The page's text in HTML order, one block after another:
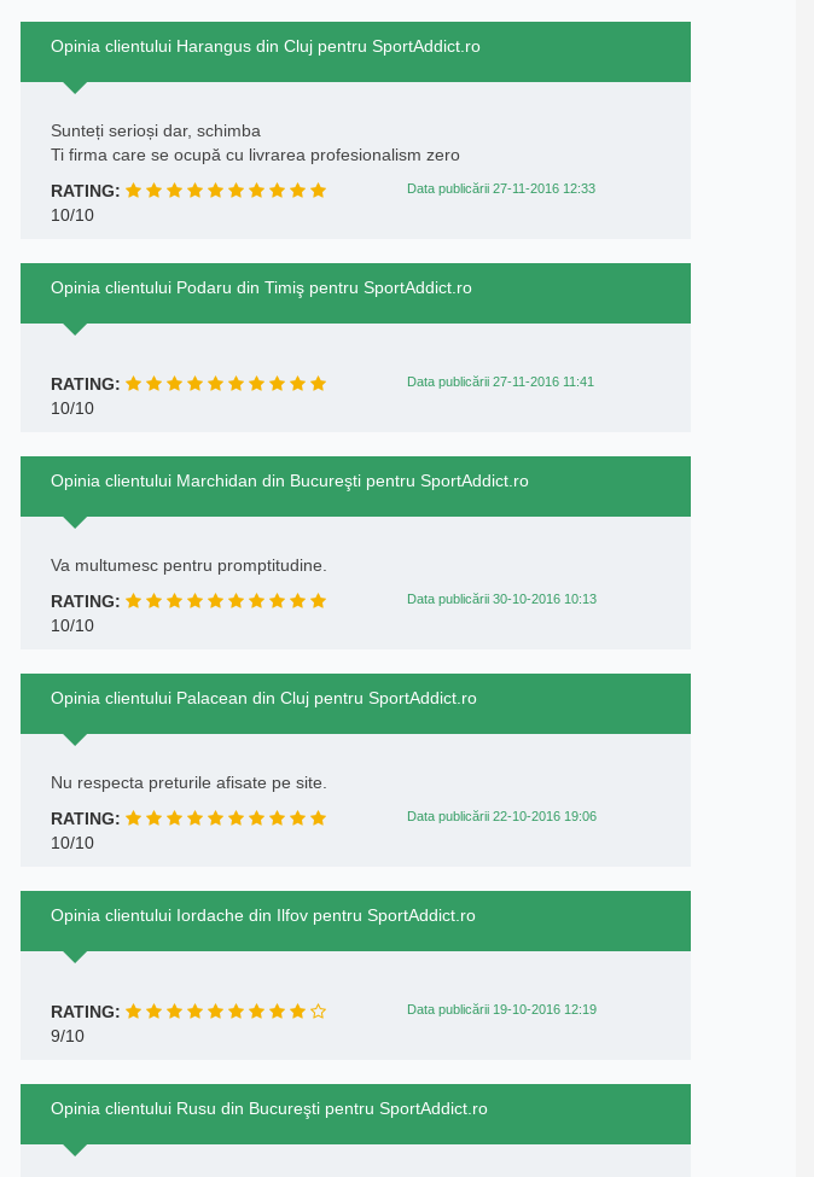
Opinia clientului Harangus din Cluj pentru SportAddict.ro
Sunteți serioși dar, schimba
Ti firma care se ocupă cu livrarea profesionalism zero
RATING:
Data publicării 27-11-2016 12:33
10/10
Opinia clientului Podaru din Timiş pentru SportAddict.ro
RATING: Data publicării 27-11-2016 11:41
10/10
Opinia clientului Marchidan din Bucureşti pentru SportAddict.ro
Va multumesc pentru promptitudine.
RATING:
Data publicării 30-10-2016 10:13
10/10
Opinia clientului Palacean din Cluj pentru SportAddict.ro
Nu respecta preturile afisate pe site.
RATING:
Data publicării 22-10-2016 19:06
10/10
Opinia clientului Iordache din Ilfov pentru SportAddict.ro
RATING: Data publicării 19-10-2016 12:19
9/10
Opinia clientului Rusu din Bucureşti pentru SportAddict.ro